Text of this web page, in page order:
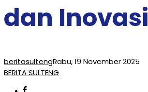
dan Inovasi
beritasultengRabu, 19 November 2025
BERITA SULTENG